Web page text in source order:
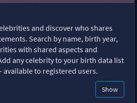
and discover who shares
Search by name, birth year,
with shared aspects and
any celebrity to your birth data list
to registered users.
Show